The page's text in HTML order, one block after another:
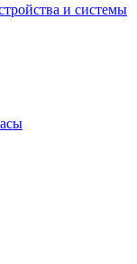
и системы